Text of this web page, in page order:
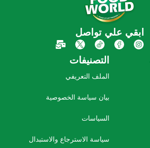
ابقي علي تواصل
التصنيفات
الملف التعريفي
بيان سياسة الخصوصية
السياسات
سياسة الاسترجاع والاستبدال